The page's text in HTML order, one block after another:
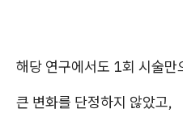
해당 연구에서도 1회 시술만
큰 변화를 단정하지 않았고,